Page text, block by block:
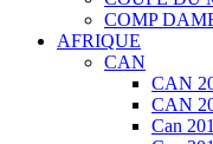
COMP
AFRIQUE
CAN
CAN
CAN
Can